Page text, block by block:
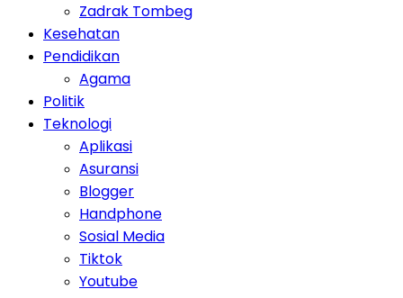
Zadrak Tombeg
Kesehatan
Pendidikan
Agama
Politik
Teknologi
Aplikasi
Asuransi
Blogger
Handphone
Sosial Media
Tiktok
Youtube